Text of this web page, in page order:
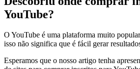
YouTube?
O YouTube é uma plataforma muito
isso não significa que é fácil gerar
Esperamos que o nosso artigo tenha